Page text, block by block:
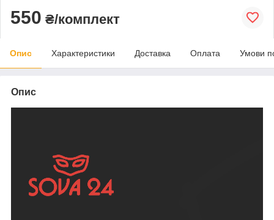
550 ₴/комплект
Опис Характеристики Доставка Оплата Умови
Опис